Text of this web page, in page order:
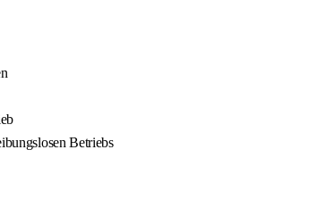
Betriebs